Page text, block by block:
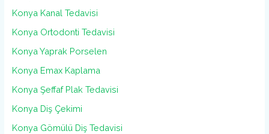
Konya Kanal Tedavisi
Konya Ortodonti Tedavisi
Konya Yaprak Porselen
Konya Emax Kaplama
Konya Şeffaf Plak Tedavisi
Konya Diş Çekimi
Konya Gömülü Diş Tedavisi